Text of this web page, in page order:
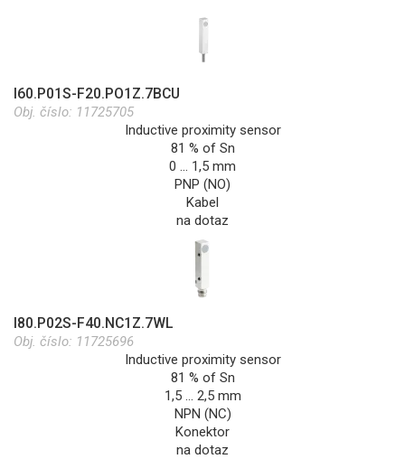
I60.P01S-F20.PO1Z.7BCU
Obj. číslo: 11725705
Inductive proximity sensor
81 % of Sn
0 … 1,5 mm
PNP (NO)
Kabel
na dotaz
I80.P02S-F40.NC1Z.7WL
Obj. číslo: 11725696
Inductive proximity sensor
81 % of Sn
1,5 … 2,5 mm
NPN (NC)
Konektor
na dotaz